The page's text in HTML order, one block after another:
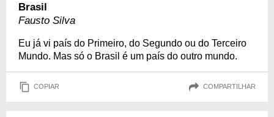
Brasil
Fausto Silva
Eu já vi país do Primeiro, do Segundo ou do Terceiro
Mundo. Mas só o Brasil é um país do outro mundo.
COPIAR COMPARTILHAR